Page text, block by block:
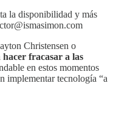
la disponibilidad y más
Christensen o
hacer fracasar a las
en estos momentos
implementar tecnología “a